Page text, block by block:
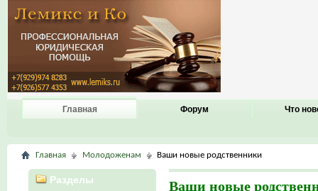
Главная Форум Что
Главная Молодоженам Ваши новые родственники
Ваши новые
Разделы